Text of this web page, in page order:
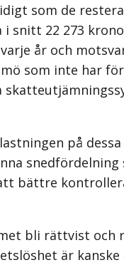
som de
snitt 22 273
år och
som inte har
på
bättre
bli rättvist och
är